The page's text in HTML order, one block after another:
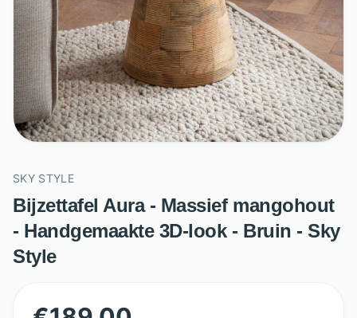
SKY STYLE
Bijzettafel Aura - Massief mangohout
- Handgemaakte 3D-look - Bruin - Sky
Style